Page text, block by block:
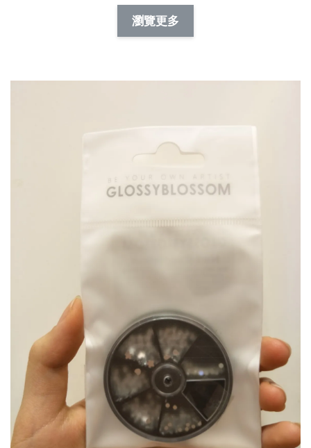
NT$ 19.00
NT$ 66.00
加入購物車
瀏覽更多